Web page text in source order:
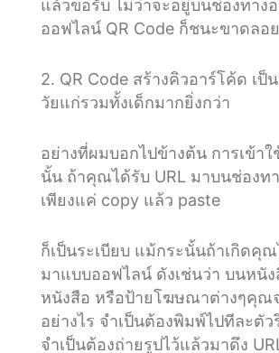
แล้วขอรับ ไม่ว่าจะอยู่บนช่องทาง
ออฟไลน์ QR Code ก็ชนะขาดลอ
2. QR Code สร้างคิวอาร์โค้ด เป็
วัยแก่รวมทั้งเด็กมากยิ่งกว่า
อย่างที่ผมบอกไปข้างต้น การเข้าใ
นั้น ถ้าคุณได้รับ URL มาบนช่องท
เพียงแค่ copy แล้ว paste
ก็เป็นระเบียบ แม้กระนั้นถ้าเกิดคุ
มาแบบออฟไลน์ ดังเช่นว่า บนหนั
หนังสือ หรือป้ายโฆษณาต่างๆคุณ
อย่างไร จำเป็นต้องพิมพ์ไปทีละตัว
จำเป็นต้องถ่ายรูปไว้แล้วมาดึง